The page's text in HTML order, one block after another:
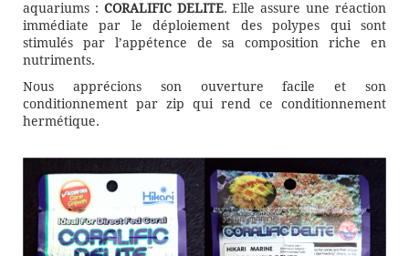
aquariums : CORALIFIC DELITE. Elle assure une réaction
immédiate par le déploiement des polypes qui sont
stimulés par l’appétence de sa composition riche en
nutriments.
Nous apprécions son ouverture facile et son
conditionnement par zip qui rend ce conditionnement
hermétique.